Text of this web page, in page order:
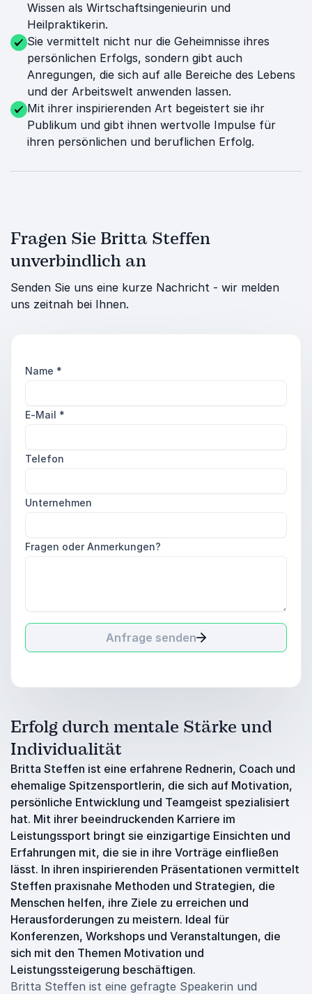
Wissen als Wirtschaftsingenieurin und
Heilpraktikerin.
Sie vermittelt nicht nur die Geheimnisse ihres
persönlichen Erfolgs, sondern gibt auch
Anregungen, die sich auf alle Bereiche des Lebens
und der Arbeitswelt anwenden lassen.
Mit ihrer inspirierenden Art begeistert sie ihr
Publikum und gibt ihnen wertvolle Impulse für
ihren persönlichen und beruflichen Erfolg.
Fragen Sie Britta Steffen
unverbindlich an
Senden Sie uns eine kurze Nachricht - wir melden
uns zeitnah bei Ihnen.
Name *
E-Mail *
Telefon
Unternehmen
Fragen oder Anmerkungen?
Anfrage senden
Erfolg durch mentale Stärke und
Individualität
Britta Steffen ist eine erfahrene Rednerin, Coach und
ehemalige Spitzensportlerin, die sich auf Motivation,
persönliche Entwicklung und Teamgeist spezialisiert
hat. Mit ihrer beeindruckenden Karriere im
Leistungssport bringt sie einzigartige Einsichten und
Erfahrungen mit, die sie in ihre Vorträge einfließen
lässt. In ihren inspirierenden Präsentationen vermittelt
Steffen praxisnahe Methoden und Strategien, die
Menschen helfen, ihre Ziele zu erreichen und
Herausforderungen zu meistern. Ideal für
Konferenzen, Workshops und Veranstaltungen, die
sich mit den Themen Motivation und
Leistungssteigerung beschäftigen.
Britta Steffen ist eine gefragte Speakerin und